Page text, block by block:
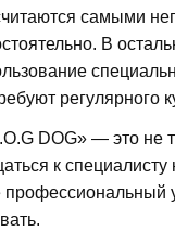
самыми
В
регулярного
DOG» — это не
к